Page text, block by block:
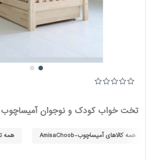
تخت خواب کودک و نوجوان آمیساچوب
همه کالاهای آمیساچوب-AmisaChoob همه